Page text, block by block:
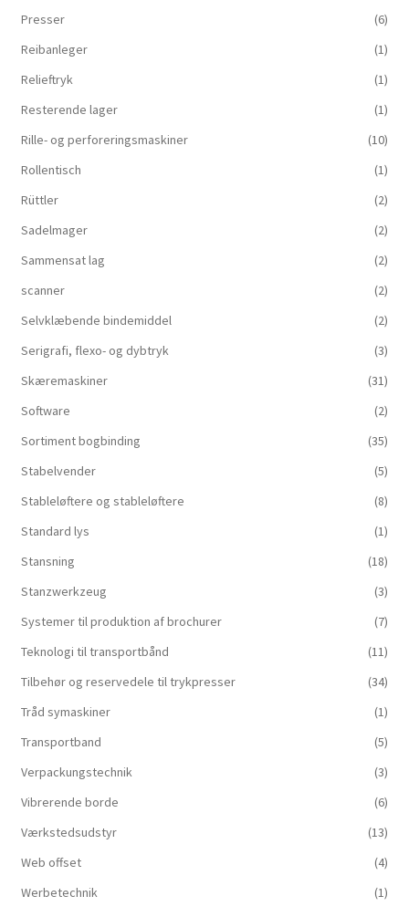
Presser
(6)
Reibanleger
(1)
Relieftryk
(1)
Resterende lager
(1)
Rille- og perforeringsmaskiner
(10)
Rollentisch
(1)
Rüttler
(2)
Sadelmager
(2)
Sammensat lag
(2)
scanner
(2)
Selvklæbende bindemiddel
(2)
Serigrafi, flexo- og dybtryk
(3)
Skæremaskiner
(31)
Software
(2)
Sortiment bogbinding
(35)
Stabelvender
(5)
Stableløftere og stableløftere
(8)
Standard lys
(1)
Stansning
(18)
Stanzwerkzeug
(3)
Systemer til produktion af brochurer
(7)
Teknologi til transportbånd
(11)
Tilbehør og reservedele til trykpresser
(34)
Tråd symaskiner
(1)
Transportband
(5)
Verpackungstechnik
(3)
Vibrerende borde
(6)
Værkstedsudstyr
(13)
Web offset
(4)
Werbetechnik
(1)